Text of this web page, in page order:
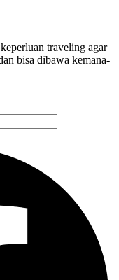
traveling agar
bisa dibawa kemana-